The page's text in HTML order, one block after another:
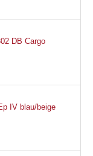
DB Cargo
IV blau/beige